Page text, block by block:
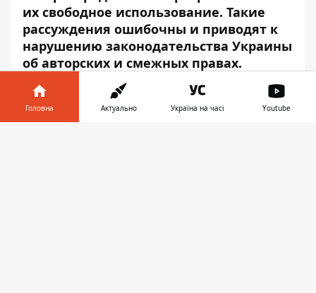
их свободное использование. Такие
рассуждения ошибочны и приводят к
нарушению законодательства Украины
об авторских и смежных правах.
Поэтому важно знать правила, которые
охраняют произведения и их авторов
от противоправных посягательств со
Головна Актуально Україна на часі Youtube